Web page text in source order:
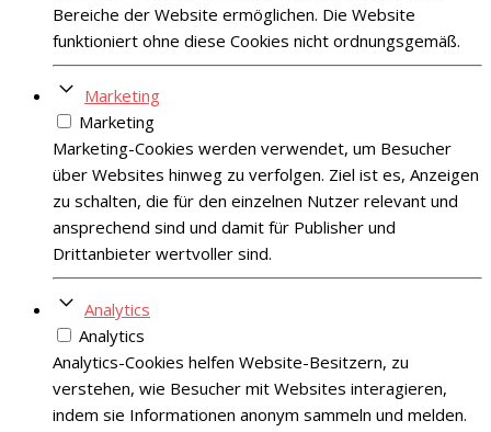
Bereiche der Website ermöglichen. Die Website
funktioniert ohne diese Cookies nicht ordnungsgemäß.
Marketing
Marketing
Marketing-Cookies werden verwendet, um Besucher
über Websites hinweg zu verfolgen. Ziel ist es, Anzeigen
zu schalten, die für den einzelnen Nutzer relevant und
ansprechend sind und damit für Publisher und
Drittanbieter wertvoller sind.
Analytics
Analytics
Analytics-Cookies helfen Website-Besitzern, zu
verstehen, wie Besucher mit Websites interagieren,
indem sie Informationen anonym sammeln und melden.